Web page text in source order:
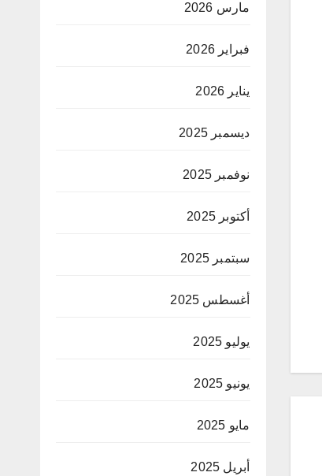
مارس 2026
فبراير 2026
يناير 2026
ديسمبر 2025
نوفمبر 2025
أكتوبر 2025
سبتمبر 2025
أغسطس 2025
يوليو 2025
يونيو 2025
مايو 2025
أبريل 2025